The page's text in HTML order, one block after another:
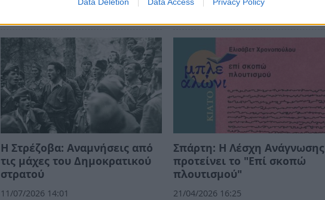
Η Στρέζοβα: Αναμνήσεις από
τις μάχες του Δημοκρατικού
στρατού
11/07/2026 14:01
Σπάρτη: Η Λέσχη Ανάγνωσης
προτείνει το "Επί σκοπώ
πλουτισμού"
21/04/2026 16:25